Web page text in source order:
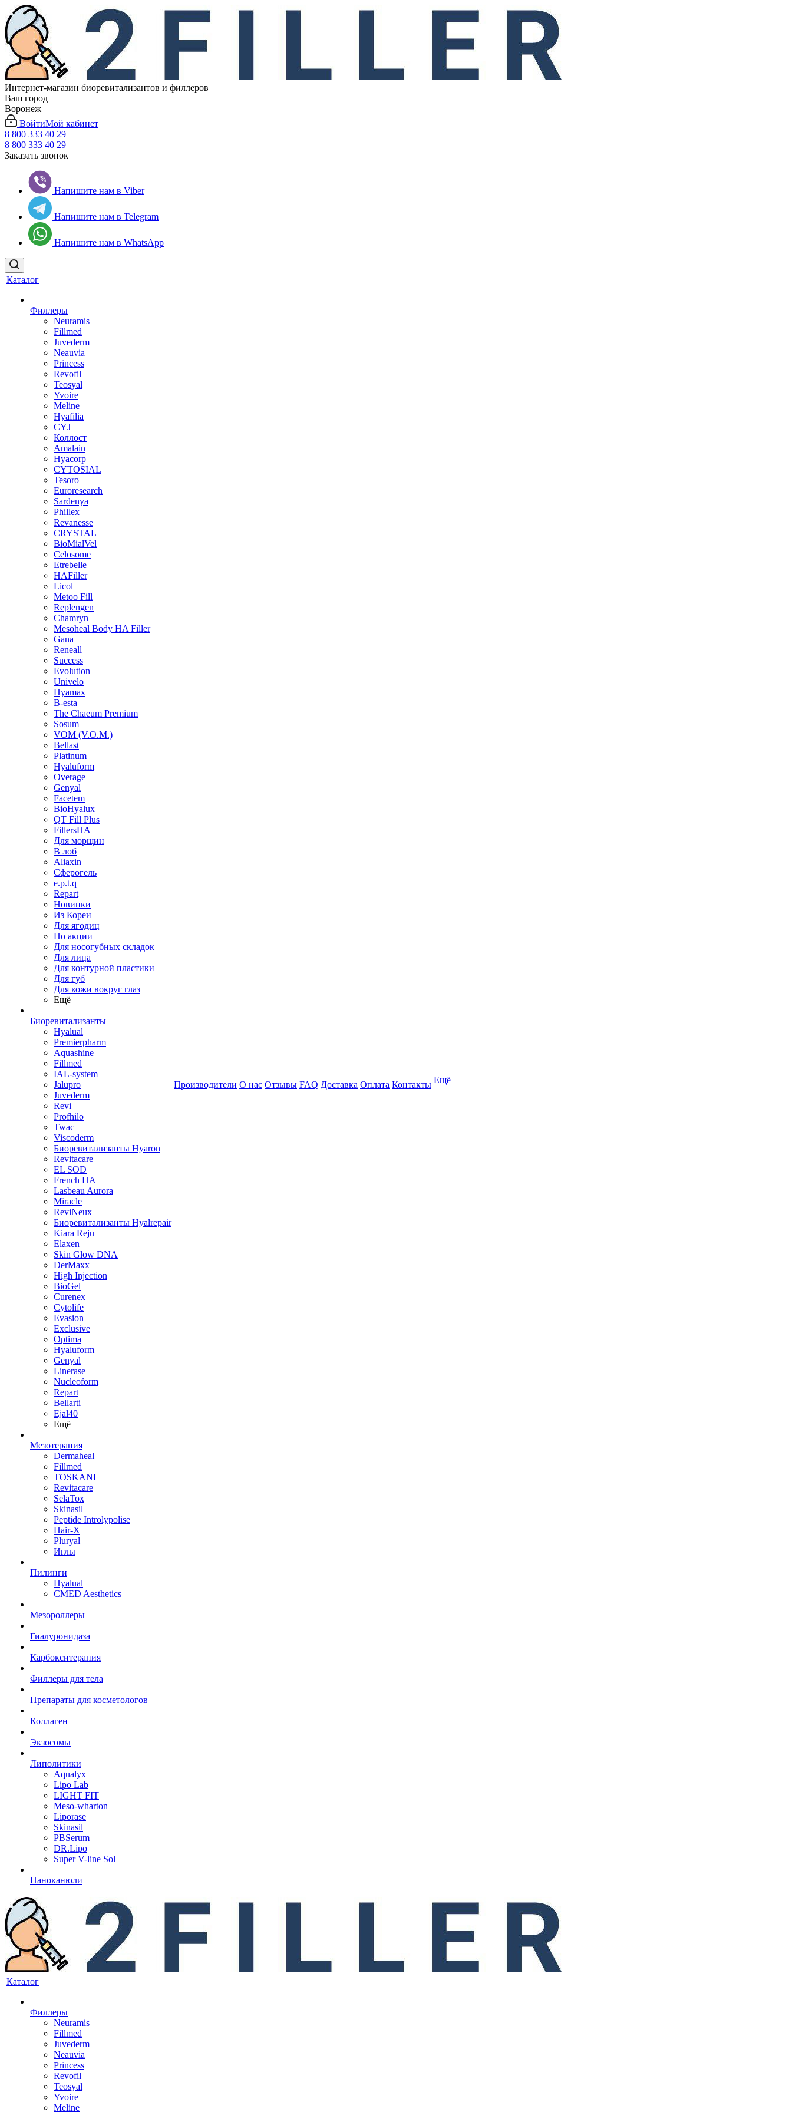
Интернет-магазин биоревитализантов и филлеров
Ваш город
Воронеж
ВойтиМой кабинет
8 800 333 40 29
8 800 333 40 29
Заказать звонок
Напишите нам в Viber
Напишите нам в Telegram
Напишите нам в WhatsApp
Каталог
Филлеры
Neuramis
Fillmed
Juvederm
Neauvia
Princess
Revofil
Teosyal
Yvoire
Meline
Hyafilia
CYJ
Коллост
Amalain
Hyacorp
CYTOSIAL
Tesoro
Euroresearch
Sardenya
Phillex
Revanesse
CRYSTAL
BioMialVel
Celosome
Etrebelle
HAFiller
Licol
Metoo Fill
Replengen
Chamryn
Mesoheal Body HA Filler
Gana
Reneall
Success
Evolution
Univelo
Hyamax
B-esta
The Chaeum Premium
Sosum
VOM (V.O.M.)
Bellast
Platinum
Hyaluform
Overage
Genyal
Facetem
BioHyalux
QT Fill Plus
FillersHA
Для морщин
В лоб
Aliaxin
Сферогель
e.p.t.q
Repart
Новинки
Из Кореи
Для ягодиц
По акции
Для носогубных складок
Для лица
Для контурной пластики
Для губ
Для кожи вокруг глаз
Ещё
Биоревитализанты
Hyalual
Premierpharm
Aquashine
Fillmed
IAL-system
Jalupro
Juvederm
Revi
Profhilo
Twac
Viscoderm
Биоревитализанты Hyaron
Revitacare
EL SOD
French HA
Lasbeau Aurora
Miracle
ReviNeux
Биоревитализанты Hyalrepair
Kiara Reju
Elaxen
Skin Glow DNA
DerMaxx
High Injection
BioGel
Curenex
Cytolife
Evasion
Exclusive
Optima
Hyaluform
Genyal
Linerase
Nucleoform
Repart
Bellarti
Ejal40
Ещё
Мезотерапия
Dermaheal
Fillmed
TOSKANI
Revitacare
SelaTox
Skinasil
Peptide Introlypolise
Hair-X
Pluryal
Иглы
Пилинги
Hyalual
CMED Aesthetics
Мезороллеры
Гиалуронидаза
Карбокситерапия
Филлеры для тела
Препараты для косметологов
Коллаген
Экзосомы
Липолитики
Aqualyx
Lipo Lab
LIGHT FIT
Meso-wharton
Liporase
Skinasil
PBSerum
DR.Lipo
Super V-line Sol
Наноканюли
Производители О нас Отзывы FAQ Доставка Оплата Контакты Ещё
Каталог
Филлеры
Neuramis
Fillmed
Juvederm
Neauvia
Princess
Revofil
Teosyal
Yvoire
Meline